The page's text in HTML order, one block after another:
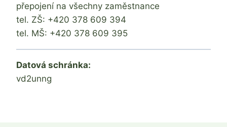
přepojení na všechny zaměstnance
tel. ZŠ: +420 378 609 394
tel. MŠ: +420 378 609 395
Datová schránka:
vd2unng